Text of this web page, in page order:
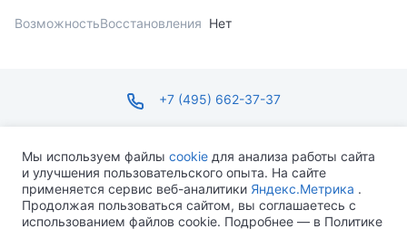
ВозможностьВосстановления Нет
+7 (495) 662-37-37
ПН-ПТ С 09:00 ДО 18:00 СБ-ВС ВЫХОДНОЙ
Мы используем файлы cookie для анализа работы сайта
и улучшения пользовательского опыта. На сайте
применяется сервис веб-аналитики Яндекс.Метрика .
Продолжая пользоваться сайтом, вы соглашаетесь с
использованием файлов cookie. Подробнее — в Политике